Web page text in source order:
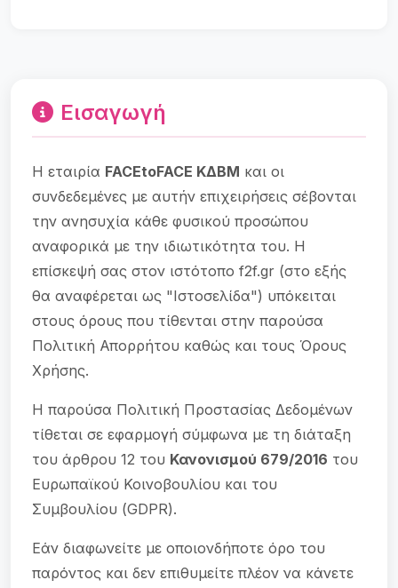
Εισαγωγή
Η εταιρία FACEtoFACE ΚΔΒΜ και οι
συνδεδεμένες με αυτήν επιχειρήσεις σέβονται
την ανησυχία κάθε φυσικού προσώπου
αναφορικά με την ιδιωτικότητα του. Η
επίσκεψή σας στον ιστότοπο f2f.gr (στο εξής
θα αναφέρεται ως "Ιστοσελίδα") υπόκειται
στους όρους που τίθενται στην παρούσα
Πολιτική Απορρήτου καθώς και τους Όρους
Χρήσης.
Η παρούσα Πολιτική Προστασίας Δεδομένων
τίθεται σε εφαρμογή σύμφωνα με τη διάταξη
του άρθρου 12 του Κανονισμού 679/2016 του
Ευρωπαϊκού Κοινοβουλίου και του
Συμβουλίου (GDPR).
Εάν διαφωνείτε με οποιονδήποτε όρο του
παρόντος και δεν επιθυμείτε πλέον να κάνετε